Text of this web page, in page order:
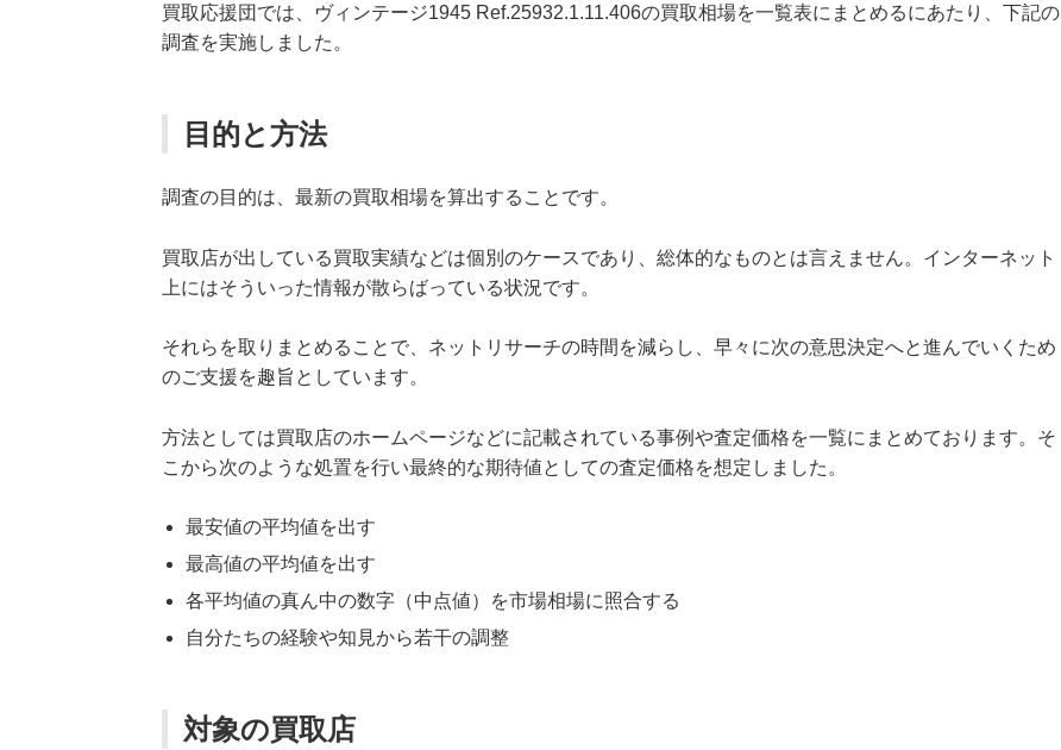
買取応援団では、ヴィンテージ1945 Ref.25932.1.11.406の買取相場を一覧表にまとめるにあたり、下記の
調査を実施しました。
目的と方法
調査の目的は、最新の買取相場を算出することです。
買取店が出している買取実績などは個別のケースであり、総体的なものとは言えません。インターネット
上にはそういった情報が散らばっている状況です。
それらを取りまとめることで、ネットリサーチの時間を減らし、早々に次の意思決定へと進んでいくため
のご支援を趣旨としています。
方法としては買取店のホームページなどに記載されている事例や査定価格を一覧にまとめております。そ
こから次のような処置を行い最終的な期待値としての査定価格を想定しました。
最安値の平均値を出す
最高値の平均値を出す
各平均値の真ん中の数字（中点値）を市場相場に照合する
自分たちの経験や知見から若干の調整
対象の買取店